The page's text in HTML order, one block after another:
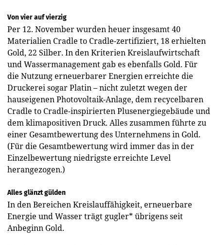
Von vier auf vierzig
Per 12. November wurden heuer insgesamt 40
Materialien Cradle to Cradle-zertifiziert, 18 erhielten
Gold, 22 Silber. In den Kriterien Kreislaufwirtschaft
und Wassermanagement gab es ebenfalls Gold. Für
die Nutzung erneuerbarer Energien erreichte die
Druckerei sogar Platin – nicht zuletzt wegen der
hauseigenen Photovoltaik-Anlage, dem recycelbaren
Cradle to Cradle-inspirierten Plusenergiegebäude und
dem klimapositiven Druck. Alles zusammen führte zu
einer Gesamtbewertung des Unternehmens in Gold.
(Für die Gesamtbewertung wird immer das in der
Einzelbewertung niedrigste erreichte Level
herangezogen.)
Alles glänzt gülden
In den Bereichen Kreislauffähigkeit, erneuerbare
Energie und Wasser trägt gugler* übrigens seit
Anbeginn Gold.